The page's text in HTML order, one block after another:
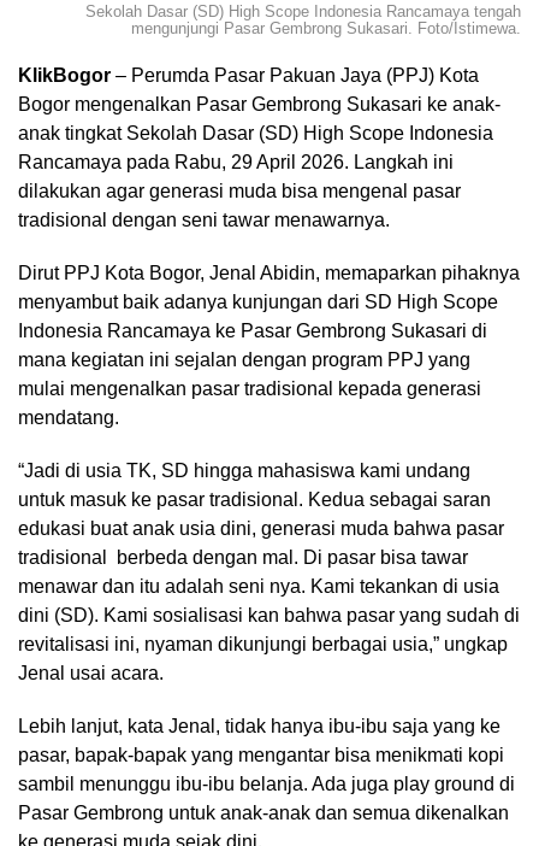
Sekolah Dasar (SD) High Scope Indonesia Rancamaya tengah
mengunjungi Pasar Gembrong Sukasari. Foto/Istimewa.
KlikBogor – Perumda Pasar Pakuan Jaya (PPJ) Kota
Bogor mengenalkan Pasar Gembrong Sukasari ke anak-
anak tingkat Sekolah Dasar (SD) High Scope Indonesia
Rancamaya pada Rabu, 29 April 2026. Langkah ini
dilakukan agar generasi muda bisa mengenal pasar
tradisional dengan seni tawar menawarnya.
Dirut PPJ Kota Bogor, Jenal Abidin, memaparkan pihaknya
menyambut baik adanya kunjungan dari SD High Scope
Indonesia Rancamaya ke Pasar Gembrong Sukasari di
mana kegiatan ini sejalan dengan program PPJ yang
mulai mengenalkan pasar tradisional kepada generasi
mendatang.
“Jadi di usia TK, SD hingga mahasiswa kami undang
untuk masuk ke pasar tradisional. Kedua sebagai saran
edukasi buat anak usia dini, generasi muda bahwa pasar
tradisional berbeda dengan mal. Di pasar bisa tawar
menawar dan itu adalah seni nya. Kami tekankan di usia
dini (SD). Kami sosialisasi kan bahwa pasar yang sudah di
revitalisasi ini, nyaman dikunjungi berbagai usia,” ungkap
Jenal usai acara.
Lebih lanjut, kata Jenal, tidak hanya ibu-ibu saja yang ke
pasar, bapak-bapak yang mengantar bisa menikmati kopi
sambil menunggu ibu-ibu belanja. Ada juga play ground di
Pasar Gembrong untuk anak-anak dan semua dikenalkan
ke generasi muda sejak dini.